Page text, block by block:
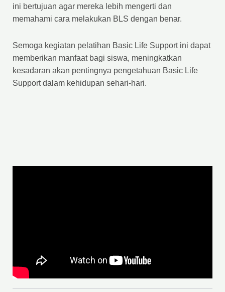
ini bertujuan agar mereka lebih mengerti dan
memahami cara melakukan BLS dengan benar.
Semoga kegiatan pelatihan Basic Life Support ini dapat
memberikan manfaat bagi siswa, meningkatkan
kesadaran akan pentingnya pengetahuan Basic Life
Support dalam kehidupan sehari-hari.